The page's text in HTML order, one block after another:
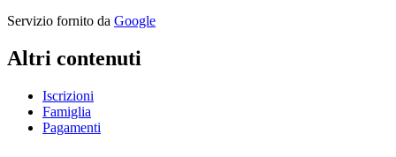
Servizio fornito da Google
Altri contenuti
Iscrizioni
Famiglia
Pagamenti